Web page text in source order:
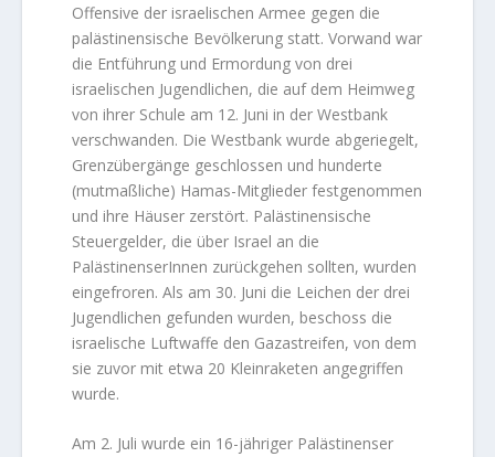
Offensive der israelischen Armee gegen die
palästinensische Bevölkerung statt. Vorwand war
die Entführung und Ermordung von drei
israelischen Jugendlichen, die auf dem Heimweg
von ihrer Schule am 12. Juni in der Westbank
verschwanden. Die Westbank wurde abgeriegelt,
Grenzübergänge geschlossen und hunderte
(mutmaßliche) Hamas-Mitglieder festgenommen
und ihre Häuser zerstört. Palästinensische
Steuergelder, die über Israel an die
PalästinenserInnen zurückgehen sollten, wurden
eingefroren. Als am 30. Juni die Leichen der drei
Jugendlichen gefunden wurden, beschoss die
israelische Luftwaffe den Gazastreifen, von dem
sie zuvor mit etwa 20 Kleinraketen angegriffen
wurde.
Am 2. Juli wurde ein 16-jähriger Palästinenser